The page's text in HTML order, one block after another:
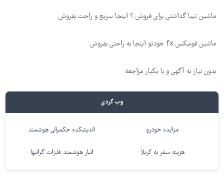
ماشین تیبا گذاشتی برای فروش ؟ اینجا سریع و راحت بفروش
ماشین فونیکس fx خودتو اینجا به راحتی بفروش
بدون نیاز به آگهی و با یکبار مراجعه
وب گردی
مزایده خودرو اندیشکده حکمرانی هوشمند
هزینه سفر به کربلا انبار هوشمند فلزات گرانبها